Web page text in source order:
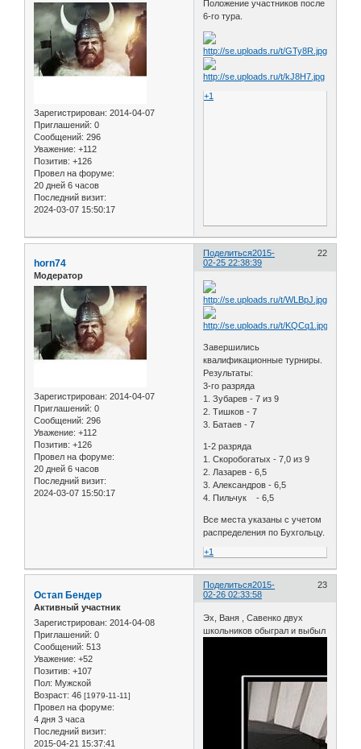
Зарегистрирован: 2014-04-07
Приглашений: 0
Сообщений: 296
Уважение: +112
Позитив: +126
Провел на форуме:
20 дней 6 часов
Последний визит:
2024-03-07 15:50:17
Положение участников после
6-го тура.
+1
Поделиться 22
2015-
02-25 22:38:39
horn74
Модератор
Зарегистрирован: 2014-04-07
Приглашений: 0
Сообщений: 296
Уважение: +112
Позитив: +126
Провел на форуме:
20 дней 6 часов
Последний визит:
2024-03-07 15:50:17
Завершились
квалификационные турниры.
Результаты:
3-го разряда
1. Зубарев - 7 из 9
2. Тишков - 7
3. Батаев - 7
1-2 разряда
1. Скоробогатых - 7,0 из 9
2. Лазарев - 6,5
3. Александров - 6,5
4. Пильчук - 6,5
Все места указаны с учетом
распределения по Бухгольцу.
+1
Поделиться 23
2015-
02-26 02:33:58
Остап Бендер
Активный участник
Зарегистрирован: 2014-04-08
Приглашений: 0
Сообщений: 513
Уважение: +52
Позитив: +107
Пол: Мужской
Возраст: 46 [1979-11-11]
Провел на форуме:
4 дня 3 часа
Последний визит:
2015-04-21 15:37:41
Эх, Ваня , Савенко двух
школьников обыграл и выбыл